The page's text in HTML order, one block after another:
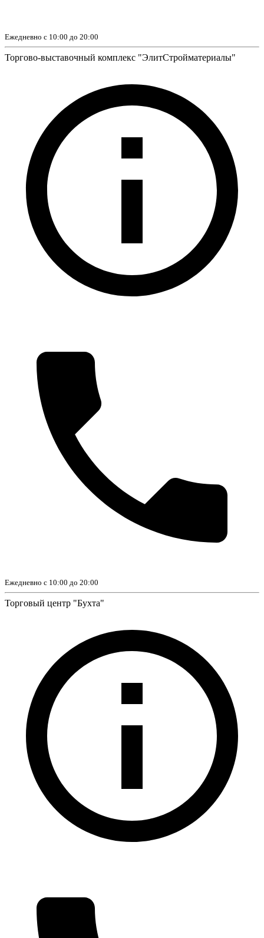
Ежедневно с 10:00 до 20:00
Торгово-выставочный комплекс "ЭлитСтройматериалы"
Ежедневно с 10:00 до 20:00
Торговый центр "Бухта"